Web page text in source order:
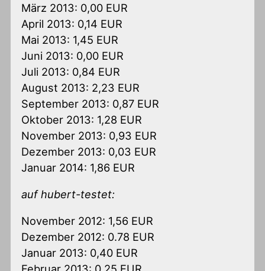
März 2013: 0,00 EUR
April 2013: 0,14 EUR
Mai 2013: 1,45 EUR
Juni 2013: 0,00 EUR
Juli 2013: 0,84 EUR
August 2013: 2,23 EUR
September 2013: 0,87 EUR
Oktober 2013: 1,28 EUR
November 2013: 0,93 EUR
Dezember 2013: 0,03 EUR
Januar 2014: 1,86 EUR
auf hubert-testet:
November 2012: 1,56 EUR
Dezember 2012: 0.78 EUR
Januar 2013: 0,40 EUR